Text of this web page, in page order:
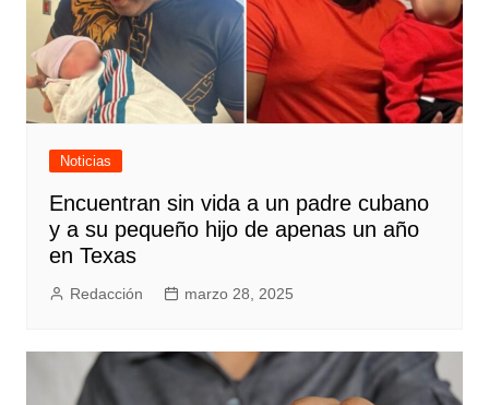
Noticias
Encuentran sin vida a un padre cubano
y a su pequeño hijo de apenas un año
en Texas
Redacción marzo 28, 2025